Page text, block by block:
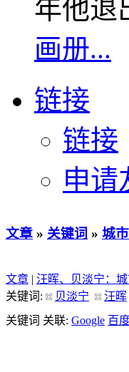
年他退
画册...
链接
链接
申请
文章 » 关键词 » 城
文章 | 汪晖、贝淡宁：城
关键词:
贝淡宁 汪晖
关键词 关联: Google 百